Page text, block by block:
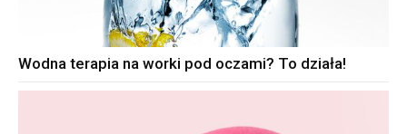
Wodna terapia na worki pod oczami? To działa!